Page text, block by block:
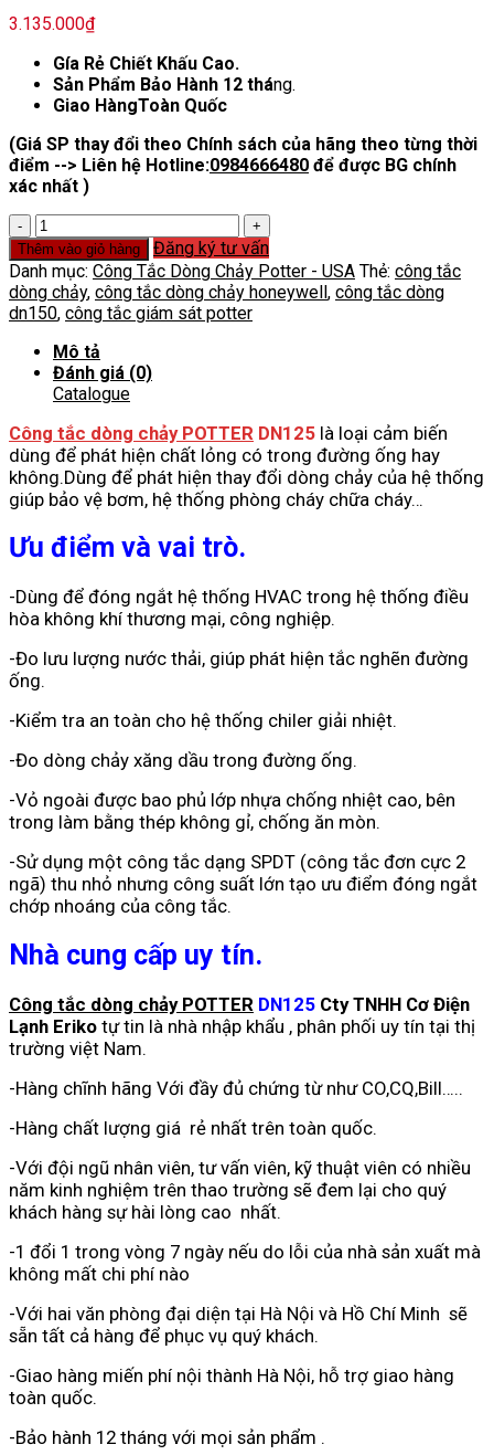
3.135.000₫
Gía Rẻ Chiết Khấu Cao.
Sản Phẩm Bảo Hành 12 tháng.
Giao HàngToàn Quốc
(Giá SP thay đổi theo Chính sách của hãng theo từng thời
điểm --> Liên hệ Hotline:0984666480 để được BG chính
xác nhất )
Công
Tắc
Dòng
Chảy
POTTER
DN125
số
lượng
Thêm vào giỏ hàng
Đăng ký tư vấn
Danh mục: Công Tắc Dòng Chảy Potter - USA Thẻ: công tắc
dòng chảy, công tắc dòng chảy honeywell, công tắc dòng
dn150, công tắc giám sát potter
Mô tả
Đánh giá (0)
Catalogue
Công tắc dòng chảy POTTER DN125 là loại cảm biến
dùng để phát hiện chất lỏng có trong đường ống hay
không.Dùng để phát hiện thay đổi dòng chảy của hệ thống
giúp bảo vệ bơm, hệ thống phòng cháy chữa cháy…
Ưu điểm và vai trò.
-Dùng để đóng ngắt hệ thống HVAC trong hệ thống điều
hòa không khí thương mại, công nghiệp.
-Đo lưu lượng nước thải, giúp phát hiện tắc nghẽn đường
ống.
-Kiểm tra an toàn cho hệ thống chiler giải nhiệt.
-Đo dòng chảy xăng dầu trong đường ống.
-Vỏ ngoài được bao phủ lớp nhựa chống nhiệt cao, bên
trong làm bằng thép không gỉ, chống ăn mòn.
-Sử dụng một công tắc dạng SPDT (công tắc đơn cực 2
ngã) thu nhỏ nhưng công suất lớn tạo ưu điểm đóng ngắt
chớp nhoáng của công tắc.
Nhà cung cấp uy tín.
Công tắc dòng chảy POTTER DN125 Cty TNHH Cơ Điện
Lạnh Eriko tự tin là nhà nhập khẩu , phân phối uy tín tại thị
trường việt Nam.
-Hàng chĩnh hãng Với đầy đủ chứng từ như CO,CQ,Bill…..
-Hàng chất lượng giá rẻ nhất trên toàn quốc.
-Với đội ngũ nhân viên, tư vấn viên, kỹ thuật viên có nhiều
năm kinh nghiệm trên thao trường sẽ đem lại cho quý
khách hàng sự hài lòng cao nhất.
-1 đổi 1 trong vòng 7 ngày nếu do lỗi của nhà sản xuất mà
không mất chi phí nào
-Với hai văn phòng đại diện tại Hà Nội và Hồ Chí Minh sẽ
sẵn tất cả hàng để phục vụ quý khách.
-Giao hàng miến phí nội thành Hà Nội, hỗ trợ giao hàng
toàn quốc.
-Bảo hành 12 tháng với mọi sản phẩm .